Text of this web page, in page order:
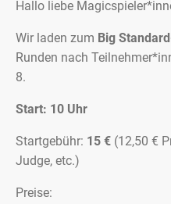
Hallo liebe
Wir laden zum Big
Runden nach
8.
Start: 10 Uhr
Startgebühr: 15 € (12,50 €
Judge, etc.)
Preise: